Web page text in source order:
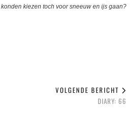
kiezen toch voor sneeuw en ijs gaan?
VOLGENDE BERICHT
DIARY: 66